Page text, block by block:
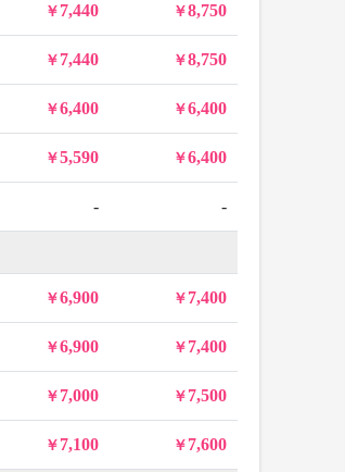
7,440 8,750
7,440 8,750
6,400 6,400
5,590 6,400
- -
6,900 7,400
6,900 7,400
7,000 7,500
7,100 7,600